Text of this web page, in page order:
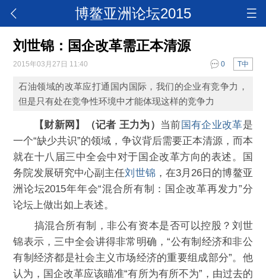
博鳌亚洲论坛2015
刘世锦：国企改革需正本清源
2015年03月27日 11:40 T中
0
石油领域的改革应打通国内国际，我们的企业有竞争力，
但是只有处在竞争性环境中才能体现这样的竞争力
【财新网】（记者 王力为） 当前国有企业改革是
一个“缺少共识”的领域，争议背后需要正本清源，而本
就在十八届三中全会中对于国企改革方向的表述。国
务院发展研究中心副主任刘世锦 ，在3月26日的博鳌亚
洲论坛2015年年会“混合所有制：国企改革再发力”分
论坛上做出如上表述。
搞混合所有制，非公有资本是否可以控股？刘世
锦表示，三中全会讲得非常明确，“公有制经济和非公
有制经济都是社会主义市场经济的重要组成部分”。他
认为，国企改革应该瞄准“有所为有所不为”，由过去的